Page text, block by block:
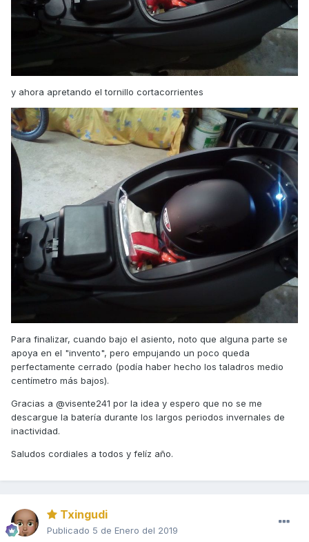
y ahora apretando el tornillo cortacorrientes
Para finalizar, cuando bajo el asiento, noto que alguna parte se
apoya en el "invento", pero empujando un poco queda
perfectamente cerrado (podía haber hecho los taladros medio
centímetro más bajos).
Gracias a @visente241 por la idea y espero que no se me
descargue la batería durante los largos periodos invernales de
inactividad.
Saludos cordiales a todos y felíz año.
Txingudi
Publicado 5 de Enero del 2019